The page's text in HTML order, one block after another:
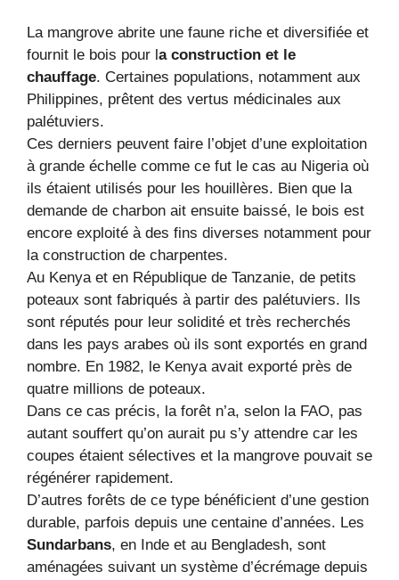
La mangrove abrite une faune riche et diversifiée et
fournit le bois pour l a construction et le
chauffage. Certaines populations, notamment aux
Philippines, prêtent des vertus médicinales aux
palétuviers.
Ces derniers peuvent faire l’objet d’une exploitation
à grande échelle comme ce fut le cas au Nigeria où
ils étaient utilisés pour les houillères. Bien que la
demande de charbon ait ensuite baissé, le bois est
encore exploité à des fins diverses notamment pour
la construction de charpentes.
Au Kenya et en République de Tanzanie, de petits
poteaux sont fabriqués à partir des palétuviers. Ils
sont réputés pour leur solidité et très recherchés
dans les pays arabes où ils sont exportés en grand
nombre. En 1982, le Kenya avait exporté près de
quatre millions de poteaux.
Dans ce cas précis, la forêt n’a, selon la FAO, pas
autant souffert qu’on aurait pu s’y attendre car les
coupes étaient sélectives et la mangrove pouvait se
régénérer rapidement.
D’autres forêts de ce type bénéficient d’une gestion
durable, parfois depuis une centaine d’années. Les
Sundarbans, en Inde et au Bengladesh, sont
aménagées suivant un système d’écrémage depuis